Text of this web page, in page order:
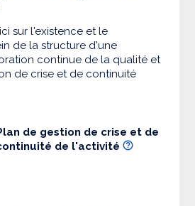
sur l'existence et le
de la structure d'une
continue de la qualité et
de crise et de continuité
de gestion de crise et de
de l'activité